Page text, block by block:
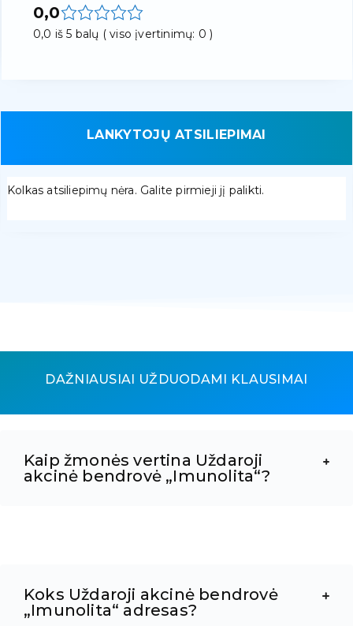
0,0
0,0 iš 5 balų ( viso įvertinimų: 0 )
LANKYTOJŲ ATSILIEPIMAI
Kolkas atsiliepimų nėra. Galite pirmieji jį palikti.
DAŽNIAUSIAI UŽDUODAMI KLAUSIMAI
Kaip žmonės vertina Uždaroji
akcinė bendrovė „Imunolita“?
Koks Uždaroji akcinė bendrovė
„Imunolita“ adresas?